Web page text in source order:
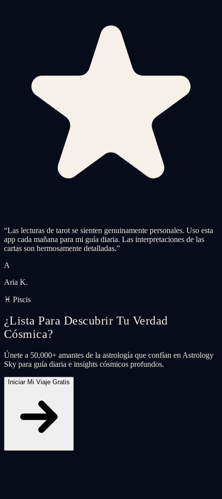
“Las lecturas de tarot se sienten genuinamente personales. Uso esta
app cada mañana para mi guía diaria. Las interpretaciones de las
cartas son hermosamente detalladas.”
A
Aria K.
♓ Piscis
¿Lista Para Descubrir Tu Verdad
Cósmica?
Únete a 50,000+ amantes de la astrología que confían en Astrology
Sky para guía diaria e insights cósmicos profundos.
Iniciar Mi Viaje Gratis